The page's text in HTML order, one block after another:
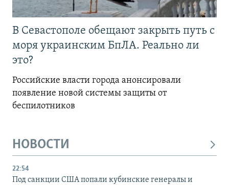
В Севастополе обещают закрыть путь с
моря украинским БпЛА. Реально ли
это?
Российские власти города анонсировали
появление новой системы защиты от
беспилотников
НОВОСТИ
22:54
Под санкции США попали кубинские генералы и